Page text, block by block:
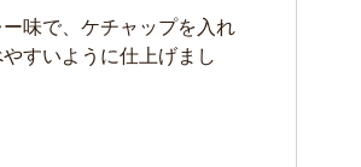
味で、ケチャップを入れ
すいように仕上げまし